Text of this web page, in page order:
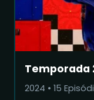
Temporada
2024 • 15